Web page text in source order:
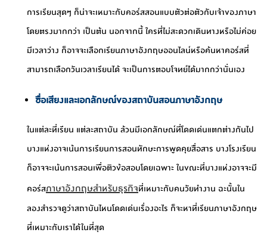
การเรียนสุดๆ ก็น่าจะเหมาะกับคอร์สสอนแบบตัวต่อตัวกับเจ้าของภาษา
โดยตรงมากกว่า เป็นต้น นอกจากนี้ ใครที่ไม่สะดวกเดินทางหรือไม่ค่อย
มีเวลาว่าง ก็อาจจะเลือกเรียนภาษาอังกฤษออนไลน์หรือค้นหาคอร์สที่
สามารถเลือกวันเวลาเรียนได้ จะเป็นการตอบโจทย์ได้มากกว่านั่นเอง
ชื่อเสียงและเอกลักษณ์ของสถาบันสอนภาษาอังกฤษ
ในแต่ละที่เรียน แต่ละสถาบัน ล้วนมีเอกลักษณ์ที่โดดเด่นแตกต่างกันไป
บางแห่งอาจเน้นการเรียนการสอนทักษะการพูดคุยสื่อสาร บางโรงเรียน
ก็อาจจะเน้นการสอนเพื่อติวข้อสอบโดยเฉพาะ ในขณะที่บางแห่งอาจจะมี
คอร์สภาษาอังกฤษสำหรับธุรกิจที่เหมาะกับคนวัยทำงาน ฉะนั้นใน
ลองสำรวจดูว่าสถาบันไหนโดดเด่นเรื่องอะไร ก็จะหาที่เรียนภาษาอังกฤษ
ที่เหมาะกับเราได้ในที่สุด